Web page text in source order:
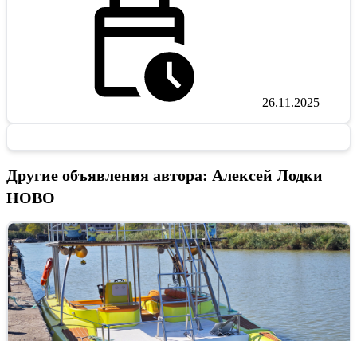
26.11.2025
Другие объявления автора: Алексей Лодки
НОВО